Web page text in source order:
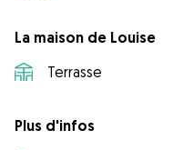
La maison de Louise
Terrasse
Plus d'infos